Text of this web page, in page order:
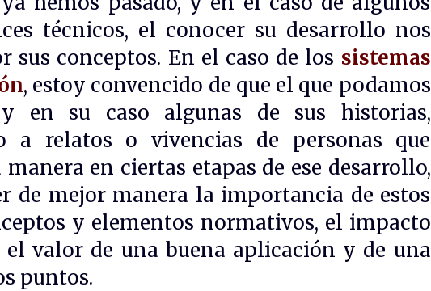
técnicos, el conocer su desarrollo nos
sus conceptos. En el caso de los sistemas
, estoy convencido de que el que podamos
en su caso algunas de sus historias,
a relatos o vivencias de personas que
en ciertas etapas de ese desarrollo,
de mejor manera la importancia de estos
y elementos normativos, el impacto
el valor de una buena aplicación y de una
puntos.